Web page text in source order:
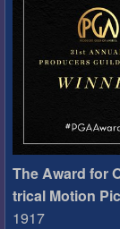
The Award for
trical Motion
1917